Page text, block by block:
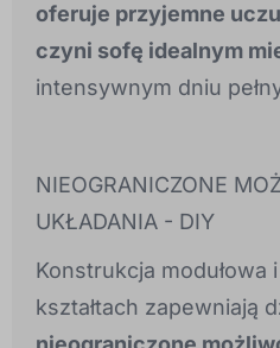
oferuje przyjemne
czyni sofę idealnym
intensywnym dniu
NIEOGRANICZONE
UKŁADANIA - DIY
Konstrukcja
kształtach zapewniają